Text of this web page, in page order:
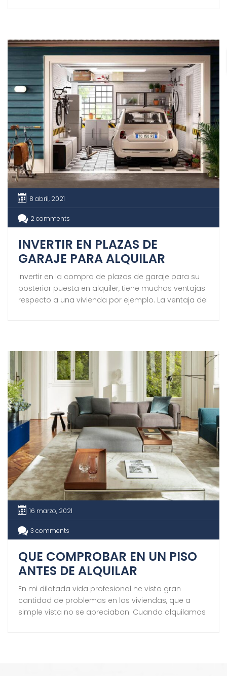
8 abril, 2021
2 comments
INVERTIR EN PLAZAS DE
GARAJE PARA ALQUILAR
Invertir en la compra de plazas de garaje para su
posterior puesta en alquiler, tiene muchas ventajas
respecto a una vivienda por ejemplo. La ventaja del
16 marzo, 2021
3 comments
QUE COMPROBAR EN UN PISO
ANTES DE ALQUILAR
En mi dilatada vida profesional he visto gran
cantidad de problemas en las viviendas, que a
simple vista no se apreciaban. Cuando alquilamos